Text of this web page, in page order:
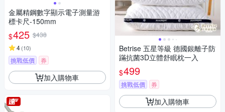
金屬精鋼數字顯示電子測量游
標卡尺-150mm
$425 $438
4(10)
挑戰低價 券
加入購物車
Betrise 五星等級 德國銀離子防
蹣抗菌3D立體舒眠枕一入
$499
挑戰低價 券
加入購物車